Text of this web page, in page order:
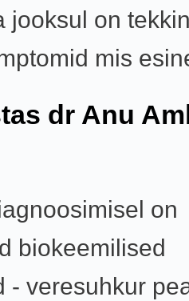
jooksul on
mis
dr Anu
on
biokeemilised
- veresuhkur